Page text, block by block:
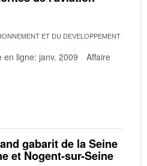
ET DU DEVELOPPEMENT
en ligne: janv. 2009
Affaire
gabarit de la Seine
et Nogent-sur-Seine